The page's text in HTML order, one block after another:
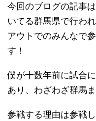
今回のブログの記事
いてる群馬県で行わ
アウトでのみんなで
す！
僕が十数年前に試合
あり、わざわざ群馬
参戦する理由は参戦